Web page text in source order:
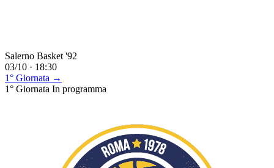
Salerno Basket '92
03/10 · 18:30
1° Giornata →
1° Giornata In programma